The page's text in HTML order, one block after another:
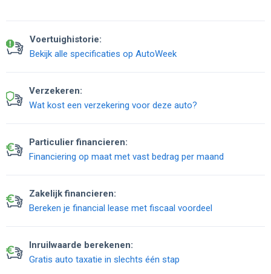
Voertuighistorie:
Bekijk alle specificaties op AutoWeek
Verzekeren:
Wat kost een verzekering voor deze auto?
Particulier financieren:
Financiering op maat met vast bedrag per maand
Zakelijk financieren:
Bereken je financial lease met fiscaal voordeel
Inruilwaarde berekenen:
Gratis auto taxatie in slechts één stap